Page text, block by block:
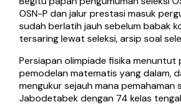
OSN-P dan jalur prestasi masuk
sudah berlatih jauh sebelum babak
tersaring lewat seleksi, arsip soal
Persiapan olimpiade fisika
pemodelan matematis yang dalam,
mengukur sejauh mana
Jabodetabek dengan 74 kelas